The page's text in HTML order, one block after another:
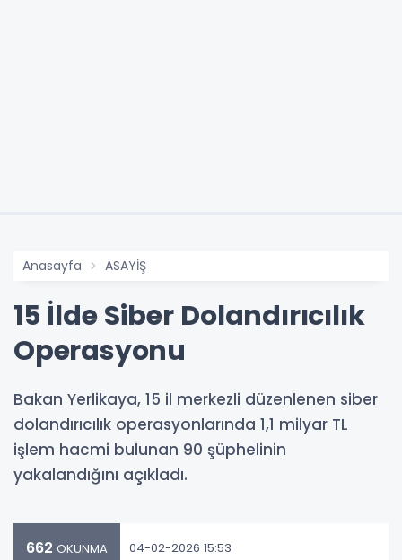
Anasayfa ASAYİŞ
15 İlde Siber Dolandırıcılık
Operasyonu
Bakan Yerlikaya, 15 il merkezli düzenlenen siber
dolandırıcılık operasyonlarında 1,1 milyar TL
işlem hacmi bulunan 90 şüphelinin
yakalandığını açıkladı.
662 OKUNMA 04-02-2026 15:53